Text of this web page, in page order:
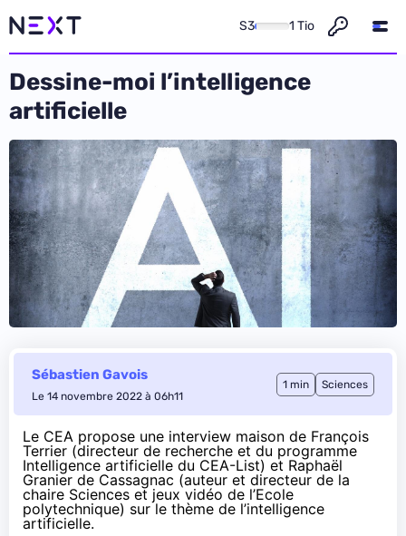
S3 1 Tio
Dessine-moi l’intelligence
artificielle
Sébastien Gavois
Le 14 novembre 2022 à 06h11
1 min Sciences
Le CEA propose une interview maison de François
Terrier (directeur de recherche et du programme
Intelligence artificielle du CEA-List) et Raphaël
Granier de Cassagnac (auteur et directeur de la
chaire Sciences et jeux vidéo de l’Ecole
polytechnique) sur le thème de l’intelligence
artificielle.